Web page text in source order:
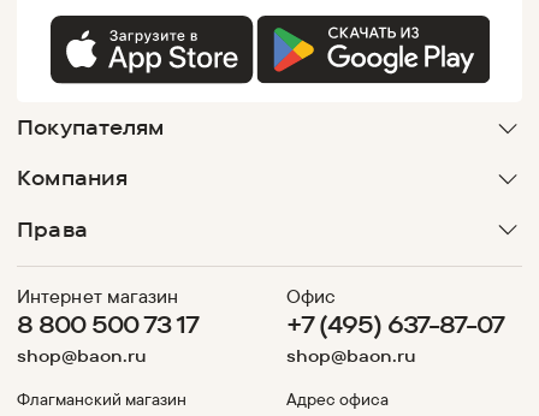
Покупателям
Компания
Права
Интернет магазин
8 800 500 73 17
shop@baon.ru
Флагманский магазин
Офис
+7 (495) 637-87-07
shop@baon.ru
Адрес офиса